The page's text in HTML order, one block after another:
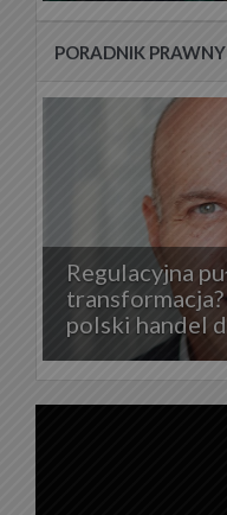
PORADNIK PRAWNY
Regulacyjna
transformacja?
polski handel